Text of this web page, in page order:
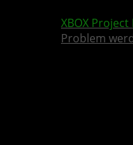
XBOX Project
Problem